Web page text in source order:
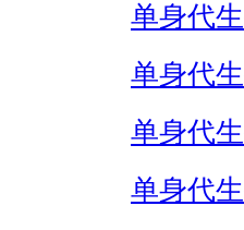
单身代
单身代
单身代
单身代